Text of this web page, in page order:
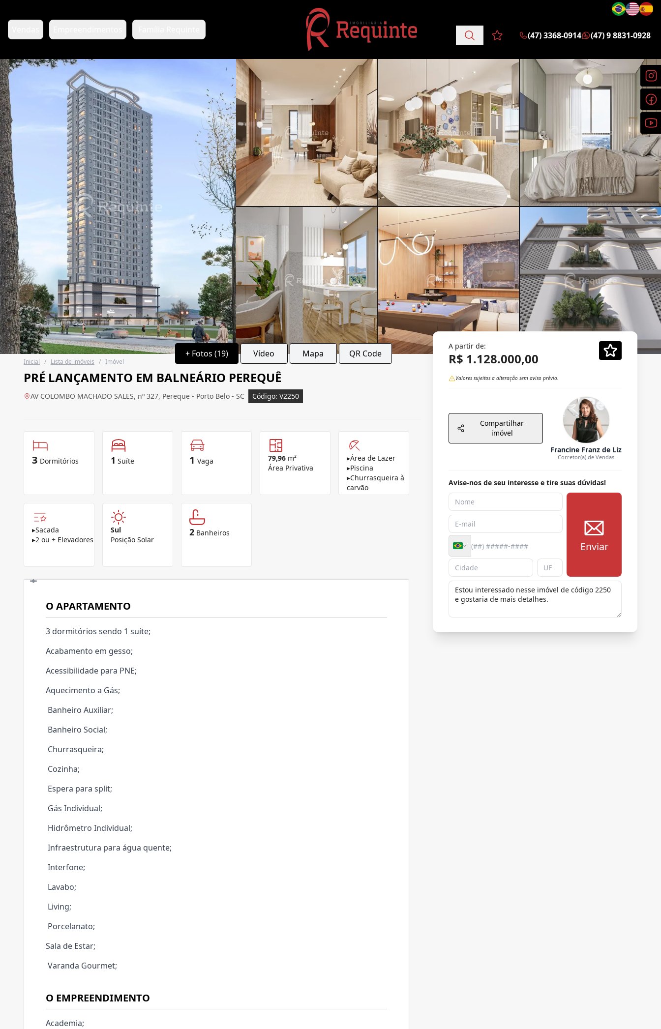
Favoritos (0 itens)
(47) 3368-0914 (47) 9 8831-0928
+ Fotos (19) Vídeo Mapa QR Code
Inicial / Lista de imóveis / Imóvel
PRÉ LANÇAMENTO EM BALNEÁRIO PEREQUÊ
AV COLOMBO MACHADO SALES, nº 327, Pereque - Porto Belo - SC Código: V2250
3 Dormitórios 1 Suíte 1 Vaga 79,96 m²
Área Privativa
▸Área de Lazer
▸Piscina
▸Churrasqueira à
carvão
▸Sacada
▸2 ou + Elevadores
Sul
Posição Solar
2 Banheiros
O APARTAMENTO
3 dormitórios sendo 1 suíte;
Acabamento em gesso;
Acessibilidade para PNE;
Aquecimento a Gás;
Banheiro Auxiliar;
Banheiro Social;
Churrasqueira;
Cozinha;
Espera para split;
Gás Individual;
Hidrômetro Individual;
Infraestrutura para água quente;
Interfone;
Lavabo;
Living;
Porcelanato;
Sala de Estar;
Varanda Gourmet;
O EMPREENDIMENTO
Academia;
A partir de:
R$ 1.128.000,00
Valores sujeitos a alteração sem aviso prévio.
Compartilhar
imóvel
Francine Franz de Liz
Corretor(a) de Vendas
Avise-nos de seu interesse e tire suas dúvidas!
Enviar